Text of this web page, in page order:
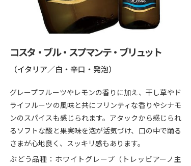
コスタ・ブル・スプマンテ・ブリュット
（イタリア／白・辛口・発泡）
グレープフルーツやレモンの香りに加え、干し草やド
ライフルーツの風味と共にフリンティな香りやシナモ
ンのスパイスも感じられます。アタックから感じられ
るソフトな酸と果実味を泡が活気づけ、口の中で踊る
さまが心地良く、スッキリ感もあります。
ぶどう品種：ホワイトグレープ（トレッビアーノ主